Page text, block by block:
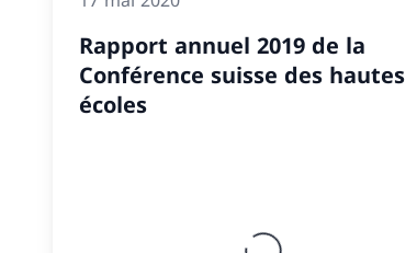
Rapport annuel 2019 de la
Conférence suisse des hautes
écoles